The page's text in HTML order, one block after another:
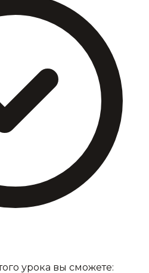
урока вы сможете: